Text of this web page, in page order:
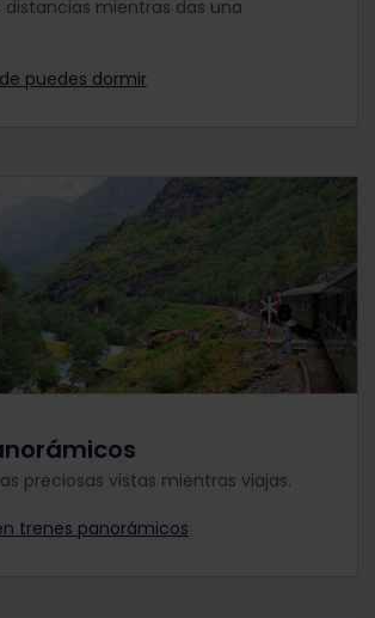
distancias mientras das una
puedes dormir
preciosas vistas mientras viajas.
trenes panorámicos